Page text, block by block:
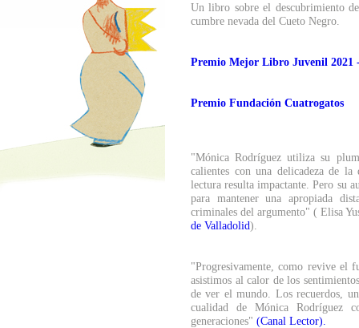
Un libro sobre el descubrimiento
cumbre nevada del Cueto Negro.
Premio Mejor Libro Juvenil
Premio Fundación Cuatrogatos
"Mónica Rodríguez utiliza su
calientes con una delicadeza de
lectura resulta impactante. Pero su
para mantener una apropiada
criminales del argumento" ( Elisa
de Valladolid).
"Progresivamente, como revive el
asistimos al calor de los
de ver el mundo. Los recuerdos,
cualidad de Mónica Rodríguez
generaciones" (Canal Lector).